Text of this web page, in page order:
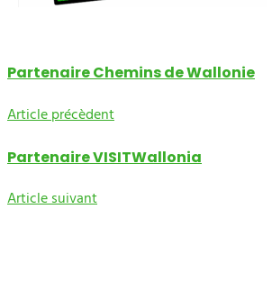
Partenaire Chemins de Wallonie
Article précèdent
Partenaire VISITWallonia
Article suivant